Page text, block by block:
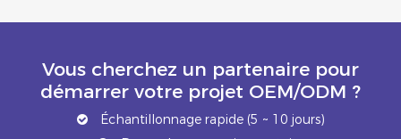
Vous cherchez un partenaire pour
démarrer votre projet OEM/ODM ?
Échantillonnage rapide (5 ~ 10 jours)